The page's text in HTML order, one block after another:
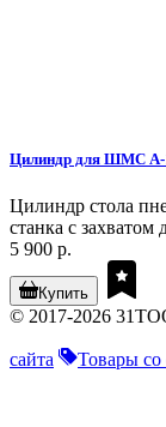
Цилиндр для ШМС A-
Цилиндр стола
станка с
5 900 р.
Купить
© 2017-2026
сайта Товары со